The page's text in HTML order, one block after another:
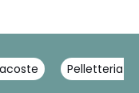
Pelletteria -